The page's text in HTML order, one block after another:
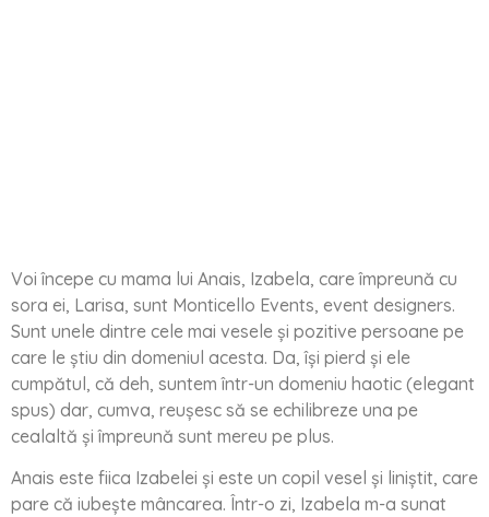
Voi începe cu mama lui Anais, Izabela, care împreună cu
sora ei, Larisa, sunt Monticello Events, event designers.
Sunt unele dintre cele mai vesele și pozitive persoane pe
care le știu din domeniul acesta. Da, își pierd și ele
cumpătul, că deh, suntem într-un domeniu haotic (elegant
spus) dar, cumva, reușesc să se echilibreze una pe
cealaltă și împreună sunt mereu pe plus.
Anais este fiica Izabelei și este un copil vesel și liniștit, care
pare că iubește mâncarea. Într-o zi, Izabela m-a sunat